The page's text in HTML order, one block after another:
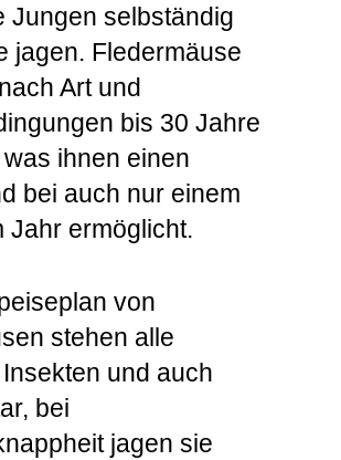
Jungen selbständig
jagen. Fledermäuse
Art und
bis 30 Jahre
ihnen einen
bei auch nur einem
Jahr ermöglicht.
von
stehen alle
und auch
bei
jagen sie